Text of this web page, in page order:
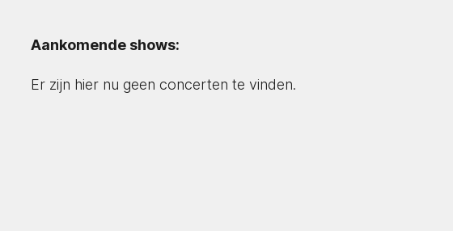
Aankomende shows:
Er zijn hier nu geen concerten te vinden.